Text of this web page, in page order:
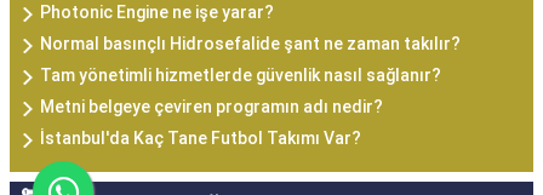
Photonic Engine ne işe yarar?
Normal basınçlı Hidrosefalide şant ne zaman takılır?
Tam yönetimli hizmetlerde güvenlik nasıl sağlanır?
Metni belgeye çeviren programın adı nedir?
İstanbul'da Kaç Tane Futbol Takımı Var?